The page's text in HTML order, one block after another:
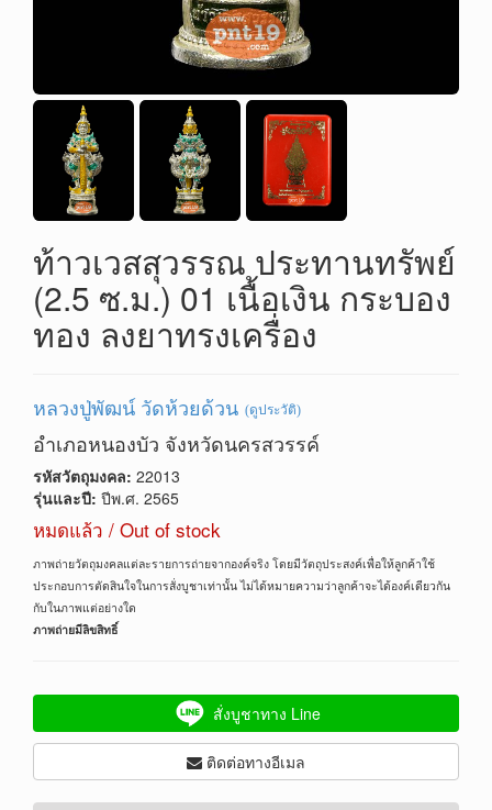
ท้าวเวสสุวรรณ ประทานทรัพย์
(2.5 ซ.ม.) 01 เนื้อเงิน กระบอง
ทอง ลงยาทรงเครื่อง
หลวงปู่พัฒน์ วัดห้วยด้วน (ดูประวัติ)
อำเภอหนองบัว จังหวัดนครสวรรค์
รหัสวัตถุมงคล: 22013
รุ่นและปี: ปีพ.ศ. 2565
หมดแล้ว / Out of stock
ภาพถ่ายวัตถุมงคลแต่ละรายการถ่ายจากองค์จริง โดยมีวัตถุประสงค์เพื่อให้ลูกค้าใช้
ประกอบการตัดสินใจในการสั่งบูชาเท่านั้น ไม่ได้หมายความว่าลูกค้าจะได้องค์เดียวกัน
กับในภาพแต่อย่างใด
ภาพถ่ายมีลิขสิทธิ์
สั่งบูชาทาง Line
ติดต่อทางอีเมล